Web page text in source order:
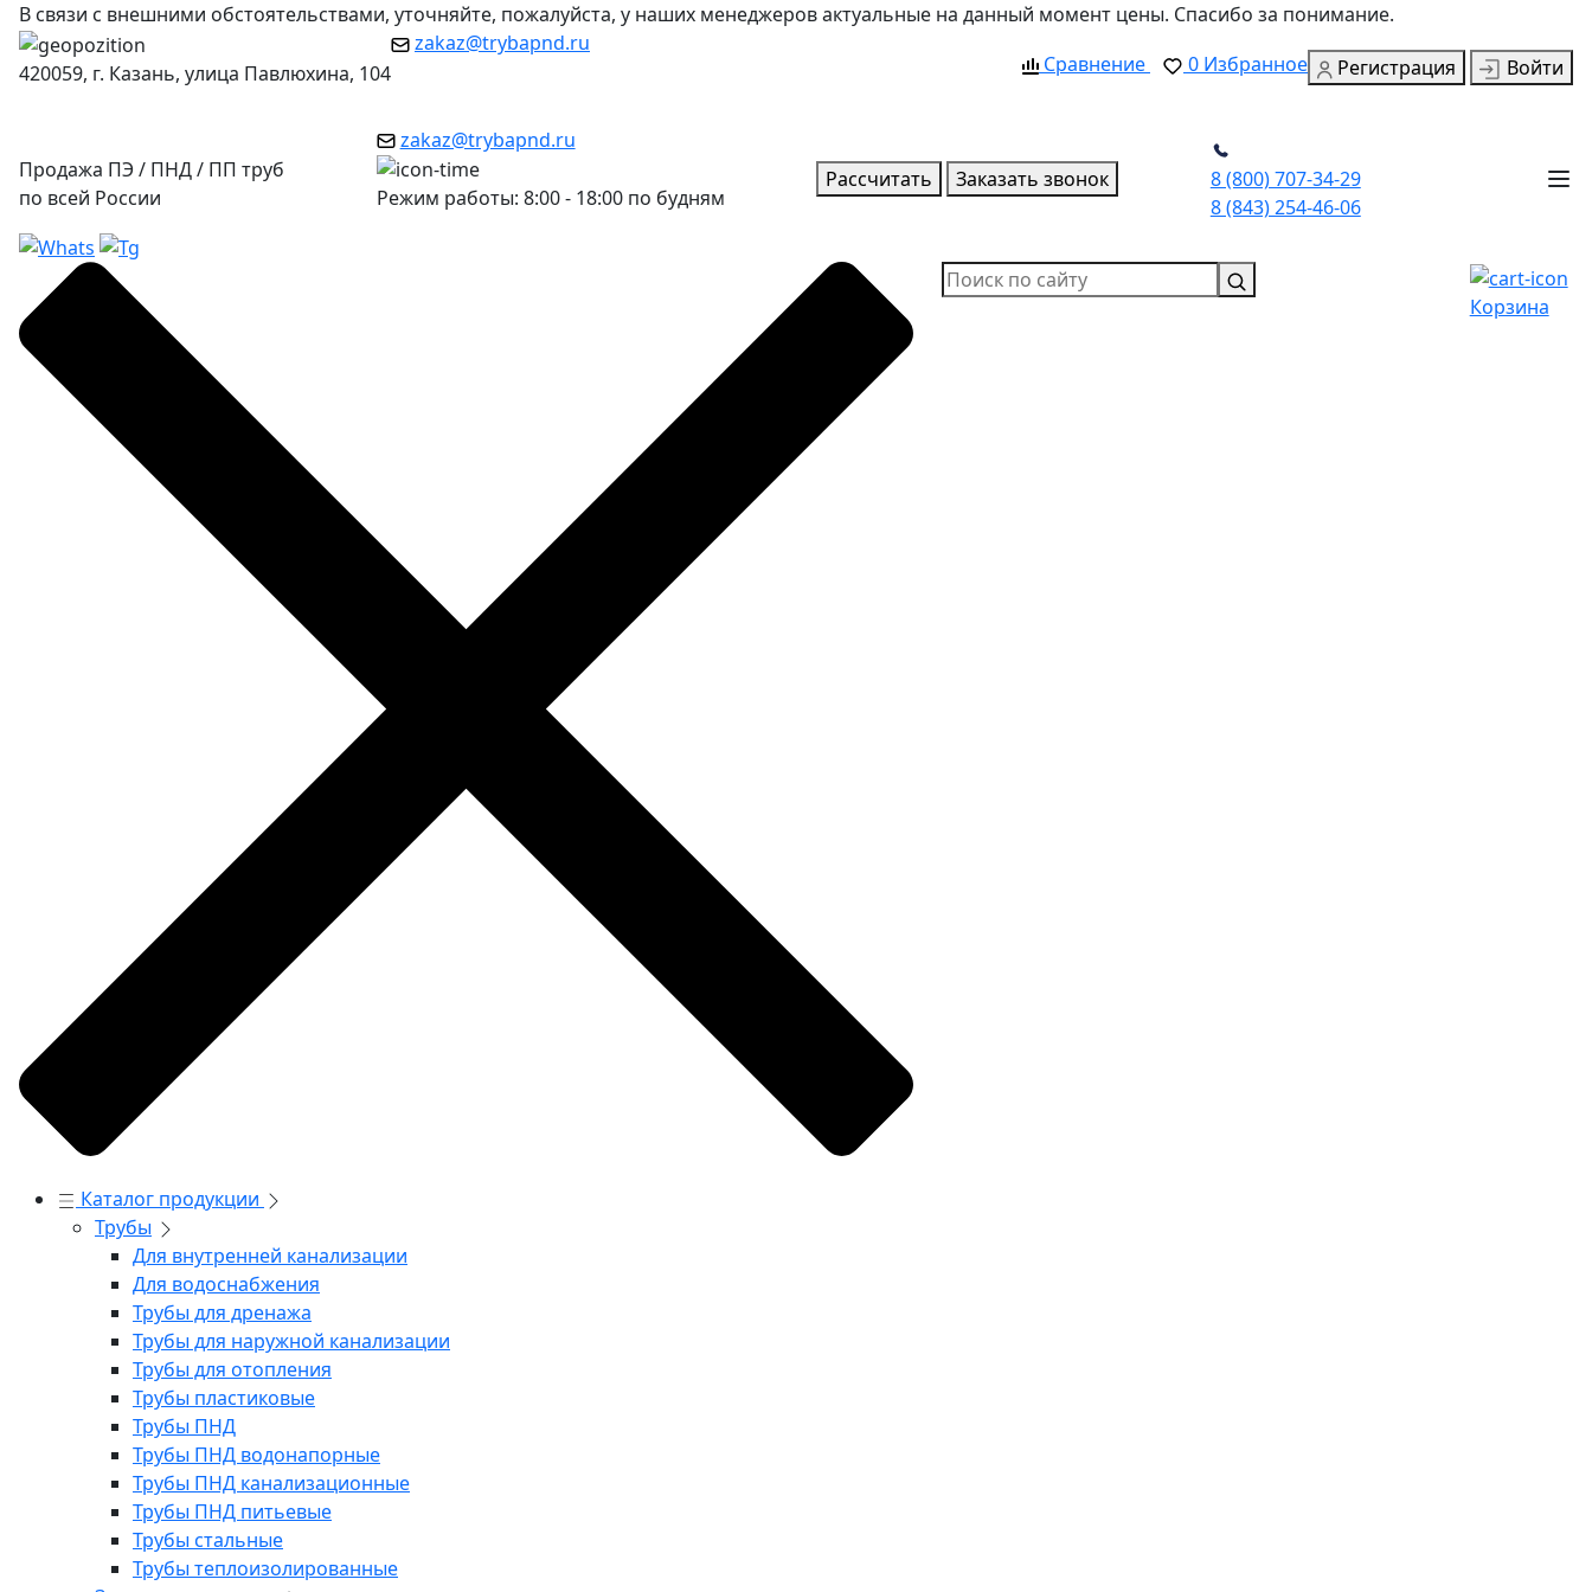
В связи с внешними обстоятельствами, уточняйте, пожалуйста, у наших менеджеров актуальные на данный момент цены. Спасибо за понимание.
420059, г. Казань, улица Павлюхина, 104
zakaz@trybapnd.ru
Сравнение
0 Избранное Регистрация Войти
Продажа ПЭ / ПНД / ПП труб
по всей России
zakaz@trybapnd.ru
Режим работы: 8:00 - 18:00 по будням
Рассчитать Заказать звонок
8 (800) 707-34-29
8 (843) 254-46-06
Каталог продукции
Трубы
Для внутренней канализации
Для водоснабжения
Трубы для дренажа
Трубы для наружной канализации
Трубы для отопления
Трубы пластиковые
Трубы ПНД
Трубы ПНД водонапорные
Трубы ПНД канализационные
Трубы ПНД питьевые
Трубы стальные
Трубы теплоизолированные
Корзина